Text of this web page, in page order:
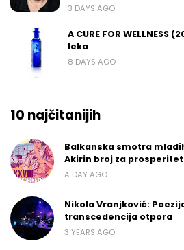
3 DAYS AGO
A CURE FOR
leka
8 DAYS AGO
10 najčitanijih
Balkanska smotra
Akirin broj za
A DAY AGO
Nikola Vranjković:
transcedencija otpora
3 YEARS AGO